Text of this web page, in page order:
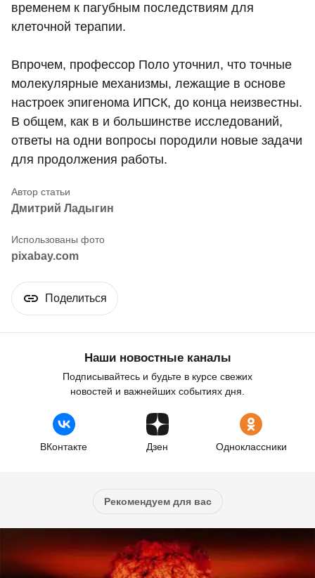
временем к пагубным последствиям для
клеточной терапии.
Впрочем, профессор Поло уточнил, что точные
молекулярные механизмы, лежащие в основе
настроек эпигенома ИПСК, до конца неизвестны.
В общем, как в и большинстве исследований,
ответы на одни вопросы породили новые задачи
для продолжения работы.
Дмитрий Ладыгин
pixabay.com
Поделиться
Наши новостные каналы
Подписывайтесь и будьте в курсе свежих
новостей и важнейших событиях дня.
ВКонтакте Дзен Одноклассники
Рекомендуем для вас